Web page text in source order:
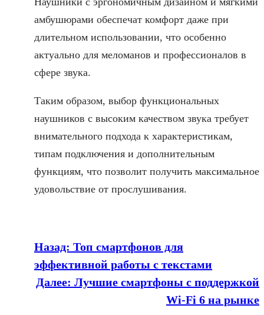
амбушюрами обеспечат комфорт даже при
длительном использовании, что особенно
актуально для меломанов и профессионалов в
сфере звука.
Таким образом, выбор функциональных
наушников с высоким качеством звука требует
внимательного подхода к характеристикам,
типам подключения и дополнительным
функциям, что позволит получить максимальное
удовольствие от прослушивания.
Назад: Топ смартфонов для
эффективной работы с текстами
Далее: Лучшие смартфоны с поддержкой
Wi-Fi 6 на рынке